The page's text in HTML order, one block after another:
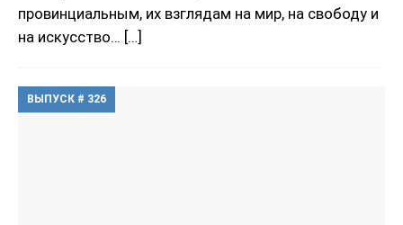
провинциальным, их взглядам на мир, на свободу и
на искусство… […]
ВЫПУСК # 326